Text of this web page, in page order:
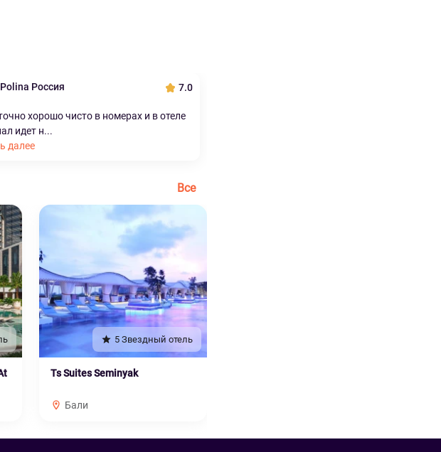
Polina Россия 7.0
хорошо чисто в номерах и в отеле
идет н...
далее
Все
5 Звездный отель
Ts Suites Seminyak
Бали